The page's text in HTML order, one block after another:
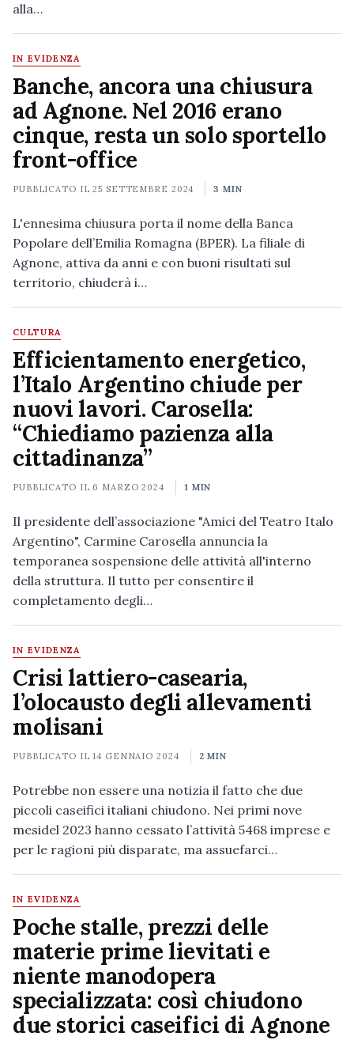
alla…
IN EVIDENZA
Banche, ancora una chiusura
ad Agnone. Nel 2016 erano
cinque, resta un solo sportello
front-office
PUBBLICATO IL25 SETTEMBRE 2024 3 MIN
L'ennesima chiusura porta il nome della Banca
Popolare dell’Emilia Romagna (BPER). La filiale di
Agnone, attiva da anni e con buoni risultati sul
territorio, chiuderà i…
CULTURA
Efficientamento energetico,
l’Italo Argentino chiude per
nuovi lavori. Carosella:
“Chiediamo pazienza alla
cittadinanza”
PUBBLICATO IL 6 MARZO 2024 1 MIN
Il presidente dell’associazione "Amici del Teatro Italo
Argentino", Carmine Carosella annuncia la
temporanea sospensione delle attività all'interno
della struttura. Il tutto per consentire il
completamento degli…
IN EVIDENZA
Crisi lattiero-casearia,
l’olocausto degli allevamenti
molisani
PUBBLICATO IL14 GENNAIO 2024 2 MIN
Potrebbe non essere una notizia il fatto che due
piccoli caseifici italiani chiudono. Nei primi nove
mesidel 2023 hanno cessato l’attività 5468 imprese e
per le ragioni più disparate, ma assuefarci…
IN EVIDENZA
Poche stalle, prezzi delle
materie prime lievitati e
niente manodopera
specializzata: così chiudono
due storici caseifici di Agnone